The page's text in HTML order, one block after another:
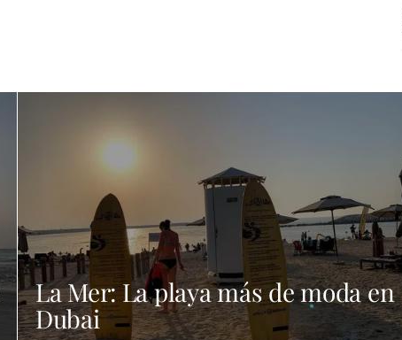
La Mer: La playa más de moda en
Dubai